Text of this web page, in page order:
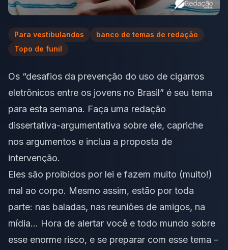
Para vestibulandos
banco de temas de redação
Topo de funil
Os “desafios da prevenção do uso de cigarros
eletrônicos entre os jovens no Brasil” é seu tema
para esta semana. Faça uma redação
dissertativa-argumentativa sobre ele, capriche
nos argumentos e inclua a proposta de
intervenção.
Eles são proibidos por lei e fazem muito (muito!)
mal ao corpo. Mesmo assim, estão por toda
parte: nas baladas, nas reuniões de amigos, na
mídia… Hora de alertar você e todo mundo sobre
esse enorme risco, e se preparar com esse tema –